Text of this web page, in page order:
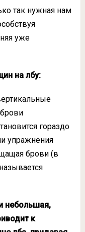
так нужная нам
уже
на лбу:
гораздо
упражнения
брови (в
небольшая,
к